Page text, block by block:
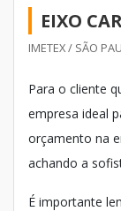
EIXO
IMETEX / SÃO
Para o cliente
empresa ideal
orçamento na
achando a
É importante